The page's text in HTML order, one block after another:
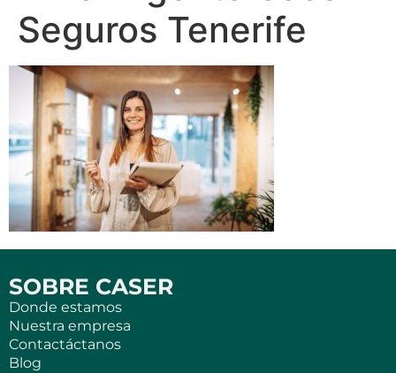
Seguros Tenerife
SOBRE CASER
Donde estamos
Nuestra empresa
Contactáctanos
Blog